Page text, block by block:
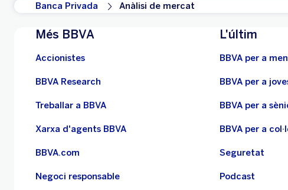
Banca Privada Anàlisi de mercat
Més BBVA
Accionistes
BBVA Research
Treballar a BBVA
Xarxa d'agents BBVA
BBVA.com
Negoci responsable
L'últim
BBVA per a
BBVA per a
BBVA per a
BBVA per a
Seguretat
Podcast